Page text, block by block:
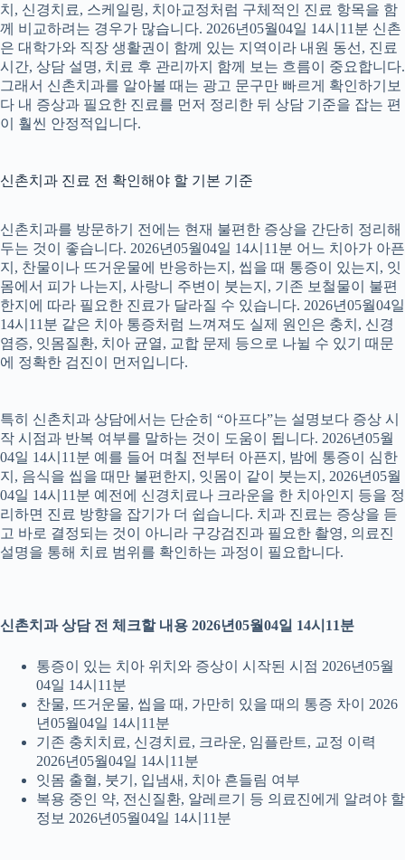
치, 신경치료, 스케일링, 치아교정처럼 구체적인 진료 항목을 함
께 비교하려는 경우가 많습니다. 2026년05월04일 14시11분 신촌
은 대학가와 직장 생활권이 함께 있는 지역이라 내원 동선, 진료
시간, 상담 설명, 치료 후 관리까지 함께 보는 흐름이 중요합니다.
그래서 신촌치과를 알아볼 때는 광고 문구만 빠르게 확인하기보
다 내 증상과 필요한 진료를 먼저 정리한 뒤 상담 기준을 잡는 편
이 훨씬 안정적입니다.
신촌치과 진료 전 확인해야 할 기본 기준
신촌치과를 방문하기 전에는 현재 불편한 증상을 간단히 정리해
두는 것이 좋습니다. 2026년05월04일 14시11분 어느 치아가 아픈
지, 찬물이나 뜨거운물에 반응하는지, 씹을 때 통증이 있는지, 잇
몸에서 피가 나는지, 사랑니 주변이 붓는지, 기존 보철물이 불편
한지에 따라 필요한 진료가 달라질 수 있습니다. 2026년05월04일
14시11분 같은 치아 통증처럼 느껴져도 실제 원인은 충치, 신경
염증, 잇몸질환, 치아 균열, 교합 문제 등으로 나뉠 수 있기 때문
에 정확한 검진이 먼저입니다.
특히 신촌치과 상담에서는 단순히 “아프다”는 설명보다 증상 시
작 시점과 반복 여부를 말하는 것이 도움이 됩니다. 2026년05월
04일 14시11분 예를 들어 며칠 전부터 아픈지, 밤에 통증이 심한
지, 음식을 씹을 때만 불편한지, 잇몸이 같이 붓는지, 2026년05월
04일 14시11분 예전에 신경치료나 크라운을 한 치아인지 등을 정
리하면 진료 방향을 잡기가 더 쉽습니다. 치과 진료는 증상을 듣
고 바로 결정되는 것이 아니라 구강검진과 필요한 촬영, 의료진
설명을 통해 치료 범위를 확인하는 과정이 필요합니다.
신촌치과 상담 전 체크할 내용 2026년05월04일 14시11분
통증이 있는 치아 위치와 증상이 시작된 시점 2026년05월
04일 14시11분
찬물, 뜨거운물, 씹을 때, 가만히 있을 때의 통증 차이 2026
년05월04일 14시11분
기존 충치치료, 신경치료, 크라운, 임플란트, 교정 이력
2026년05월04일 14시11분
잇몸 출혈, 붓기, 입냄새, 치아 흔들림 여부
복용 중인 약, 전신질환, 알레르기 등 의료진에게 알려야 할
정보 2026년05월04일 14시11분